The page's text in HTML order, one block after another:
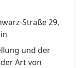
Straße 29,
und der
Art von